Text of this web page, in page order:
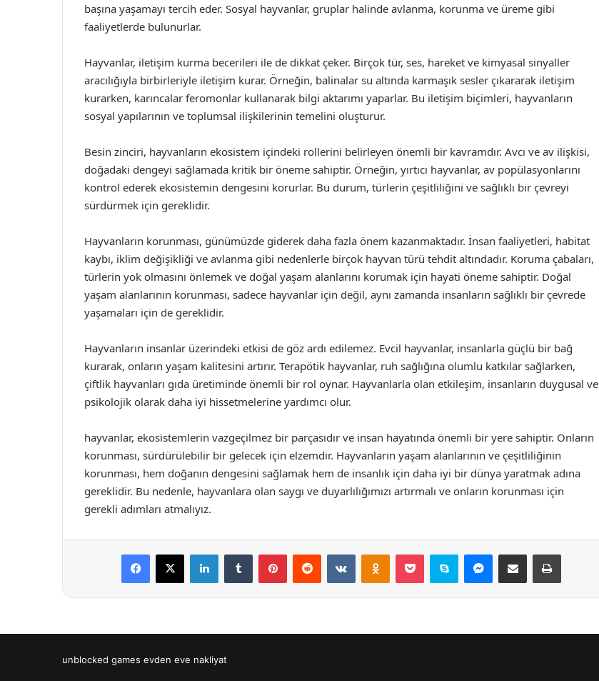
başına yaşamayı tercih eder. Sosyal hayvanlar, gruplar halinde avlanma, korunma ve üreme gibi
faaliyetlerde bulunurlar.
Hayvanlar, iletişim kurma becerileri ile de dikkat çeker. Birçok tür, ses, hareket ve kimyasal sinyaller
aracılığıyla birbirleriyle iletişim kurar. Örneğin, balinalar su altında karmaşık sesler çıkararak iletişim
kurarken, karıncalar feromonlar kullanarak bilgi aktarımı yaparlar. Bu iletişim biçimleri, hayvanların
sosyal yapılarının ve toplumsal ilişkilerinin temelini oluşturur.
Besin zinciri, hayvanların ekosistem içindeki rollerini belirleyen önemli bir kavramdır. Avcı ve av ilişkisi,
doğadaki dengeyi sağlamada kritik bir öneme sahiptir. Örneğin, yırtıcı hayvanlar, av popülasyonlarını
kontrol ederek ekosistemin dengesini korurlar. Bu durum, türlerin çeşitliliğini ve sağlıklı bir çevreyi
sürdürmek için gereklidir.
Hayvanların korunması, günümüzde giderek daha fazla önem kazanmaktadır. İnsan faaliyetleri, habitat
kaybı, iklim değişikliği ve avlanma gibi nedenlerle birçok hayvan türü tehdit altındadır. Koruma çabaları,
türlerin yok olmasını önlemek ve doğal yaşam alanlarını korumak için hayati öneme sahiptir. Doğal
yaşam alanlarının korunması, sadece hayvanlar için değil, aynı zamanda insanların sağlıklı bir çevrede
yaşamaları için de gereklidir.
Hayvanların insanlar üzerindeki etkisi de göz ardı edilemez. Evcil hayvanlar, insanlarla güçlü bir bağ
kurarak, onların yaşam kalitesini artırır. Terapötik hayvanlar, ruh sağlığına olumlu katkılar sağlarken,
çiftlik hayvanları gıda üretiminde önemli bir rol oynar. Hayvanlarla olan etkileşim, insanların duygusal ve
psikolojik olarak daha iyi hissetmelerine yardımcı olur.
hayvanlar, ekosistemlerin vazgeçilmez bir parçasıdır ve insan hayatında önemli bir yere sahiptir. Onların
korunması, sürdürülebilir bir gelecek için elzemdir. Hayvanların yaşam alanlarının ve çeşitliliğinin
korunması, hem doğanın dengesini sağlamak hem de insanlık için daha iyi bir dünya yaratmak adına
gereklidir. Bu nedenle, hayvanlara olan saygı ve duyarlılığımızı artırmalı ve onların korunması için
gerekli adımları atmalıyız.
Facebook
X LinkedInTumblr PinterestReddit VKontakteOdnoklassniki
Pocket Skype Messenger
E-Posta ile paylaş Yazdır
unblocked games evden eve nakliyat